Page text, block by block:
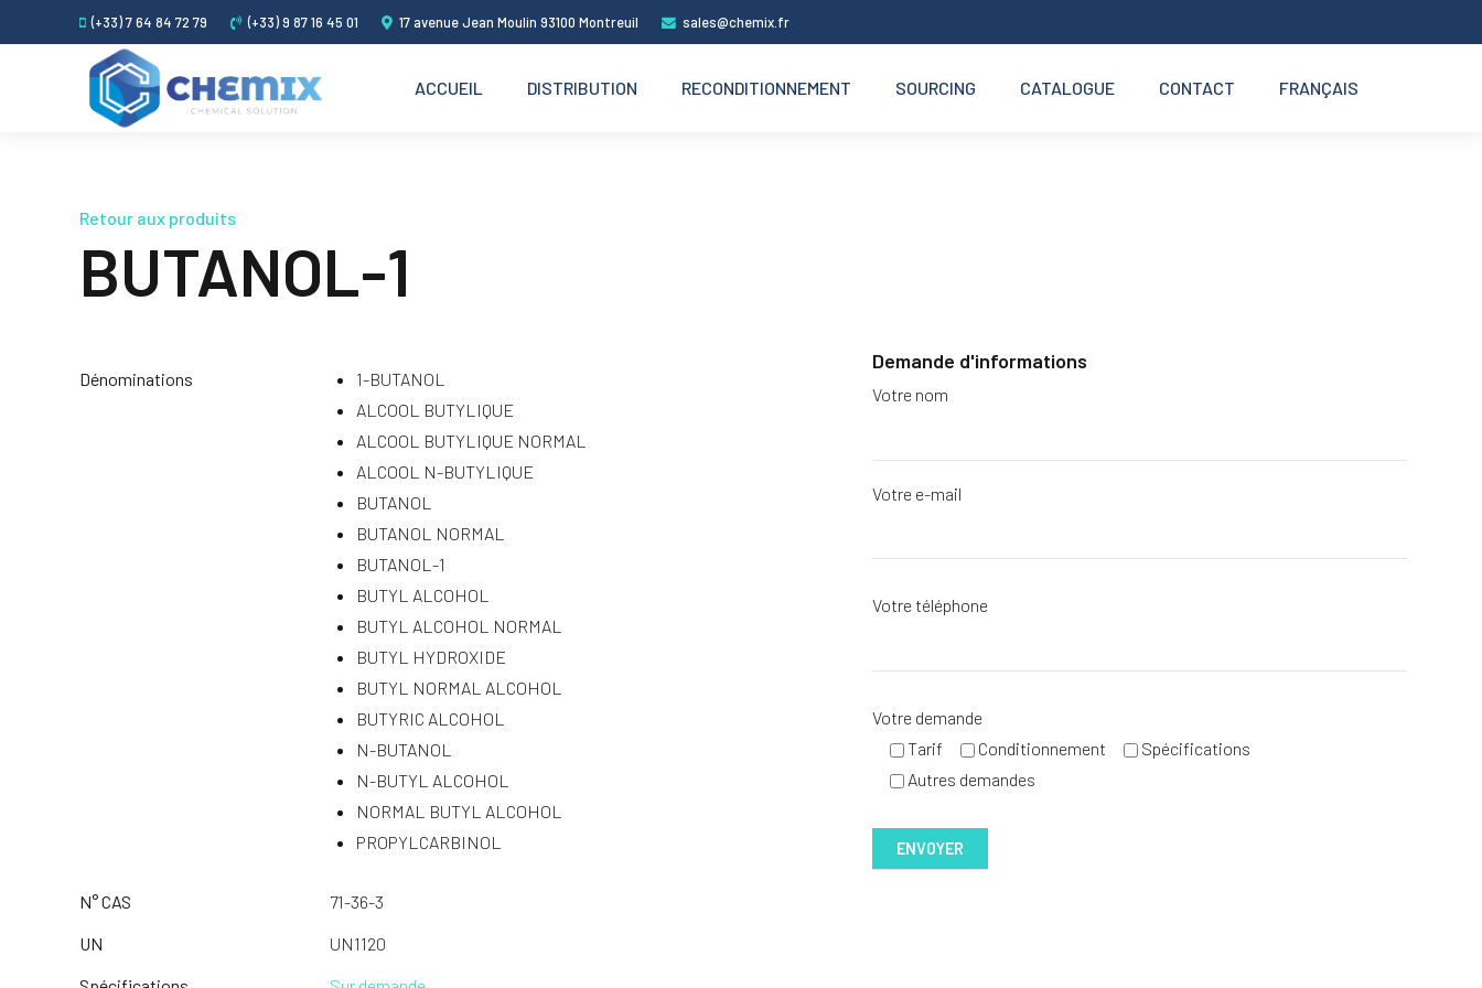
(+33) 7 64 84 72 79 (+33) 9 87 16 45 01 17 avenue Jean Moulin 93100 Montreuil sales@chemix.fr
ACCUEIL DISTRIBUTION RECONDITIONNEMENT SOURCING CATALOGUE CONTACT FRANÇAIS
Retour aux produits
BUTANOL-1
Dénominations
1-BUTANOL
ALCOOL BUTYLIQUE
ALCOOL BUTYLIQUE NORMAL
ALCOOL N-BUTYLIQUE
BUTANOL
BUTANOL NORMAL
BUTANOL-1
BUTYL ALCOHOL
BUTYL ALCOHOL NORMAL
BUTYL HYDROXIDE
BUTYL NORMAL ALCOHOL
BUTYRIC ALCOHOL
N-BUTANOL
N-BUTYL ALCOHOL
NORMAL BUTYL ALCOHOL
PROPYLCARBINOL
N° CAS
71-36-3
UN
UN1120
Demande d'informations
Votre nom
Votre e-mail
Votre téléphone
Votre demande
Tarif
Conditionnement
Spécifications
Autres demandes